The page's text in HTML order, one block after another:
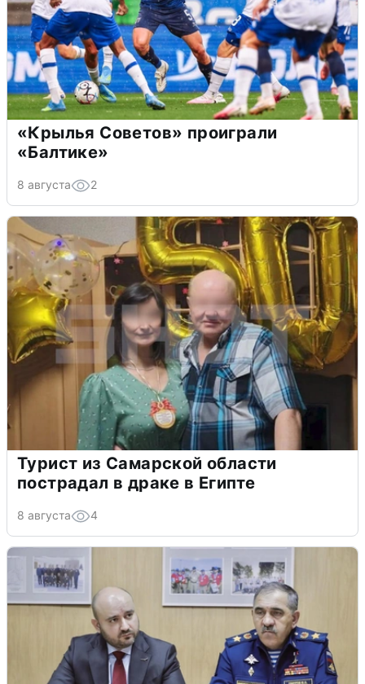
«Крылья Советов» проиграли
«Балтике»
8 августа 2
Турист из Самарской области
пострадал в драке в Египте
8 августа 4